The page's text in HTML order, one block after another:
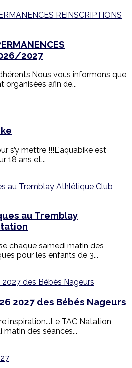
2027
vous informons que
organisées afin de...
s’y mettre !!!L'aquabike est
18 ans et...
au Tremblay
chaque samedi matin des
pour les enfants de 3...
2027 des Bébés Nageurs
inspiration...Le TAC Natation
des séances...